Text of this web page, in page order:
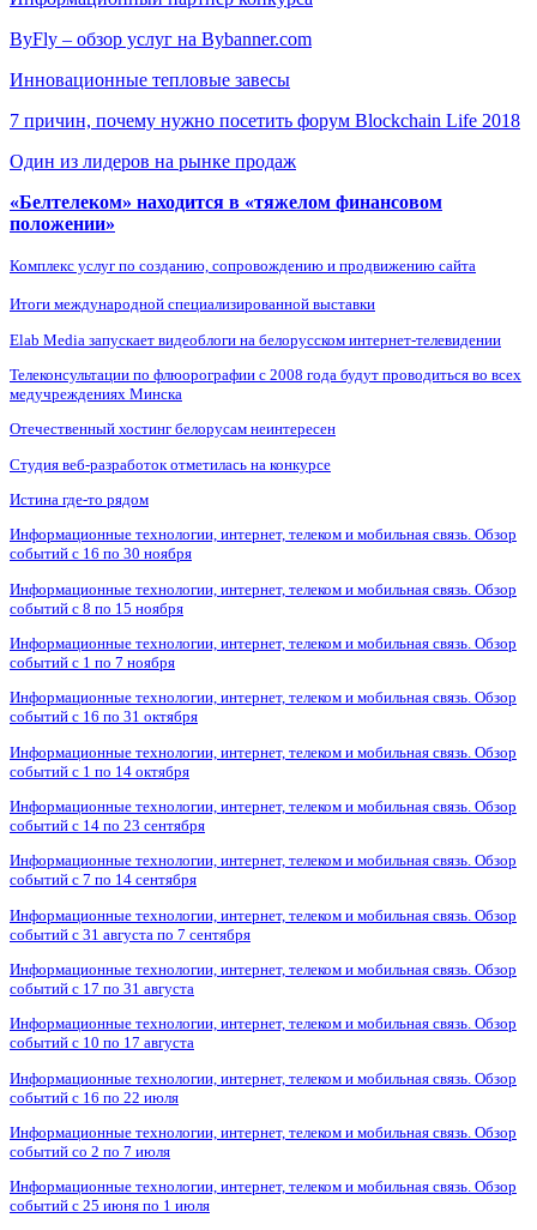
ByFly – обзор услуг на Bybanner.com
Инновационные тепловые завесы
7 причин, почему нужно посетить форум Blockchain Life 2018
Один из лидеров на рынке продаж
«Белтелеком» находится в «тяжелом финансовом
положении»
Комплекс услуг по созданию, сопровождению и продвижению сайта
Итоги международной специализированной выставки
Elab Media запускает видеоблоги на белорусском интернет-телевидении
Телеконсультации по флюорографии с 2008 года будут проводиться во всех
медучреждениях Минска
Отечественный хостинг белорусам неинтересен
Студия веб-разработок отметилась на конкурсе
Истина где-то рядом
Информационные технологии, интернет, телеком и мобильная связь. Обзор
событий с 16 по 30 ноября
Информационные технологии, интернет, телеком и мобильная связь. Обзор
событий с 8 по 15 ноября
Информационные технологии, интернет, телеком и мобильная связь. Обзор
событий с 1 по 7 ноября
Информационные технологии, интернет, телеком и мобильная связь. Обзор
событий с 16 по 31 октября
Информационные технологии, интернет, телеком и мобильная связь. Обзор
событий с 1 по 14 октября
Информационные технологии, интернет, телеком и мобильная связь. Обзор
событий с 14 по 23 сентября
Информационные технологии, интернет, телеком и мобильная связь. Обзор
событий с 7 по 14 сентября
Информационные технологии, интернет, телеком и мобильная связь. Обзор
событий с 31 августа по 7 сентября
Информационные технологии, интернет, телеком и мобильная связь. Обзор
событий с 17 по 31 августа
Информационные технологии, интернет, телеком и мобильная связь. Обзор
событий с 10 по 17 августа
Информационные технологии, интернет, телеком и мобильная связь. Обзор
событий с 16 по 22 июля
Информационные технологии, интернет, телеком и мобильная связь. Обзор
событий со 2 по 7 июля
Информационные технологии, интернет, телеком и мобильная связь. Обзор
событий с 25 июня по 1 июля